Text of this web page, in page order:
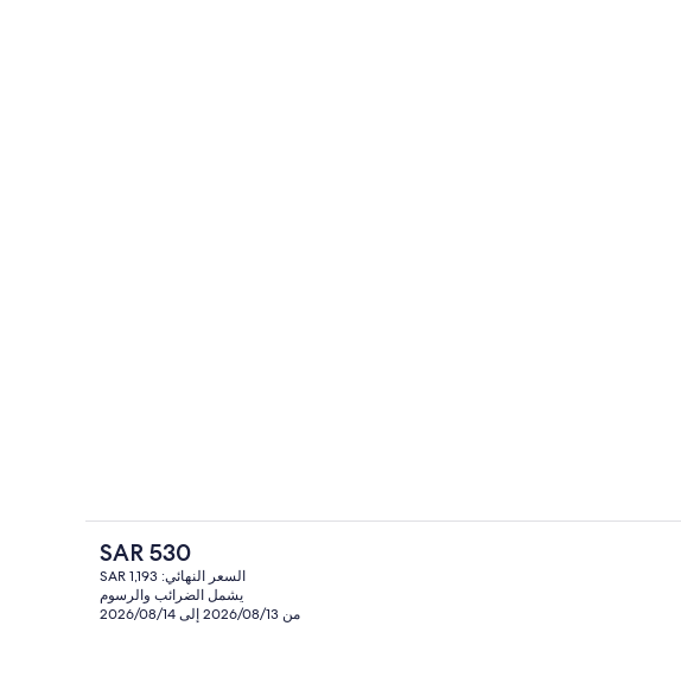
ستائر تعتيم وأسرّة قابلة للطي وواي فاي مجانًا وملاءات أسرّةالمنشأة من الخارج
السعر
الحالي
هو
SAR
SAR 530
السعر النهائي: SAR 1,193
يشمل الضرائب والرسوم
من 2026/08/13 إلى 2026/08/14